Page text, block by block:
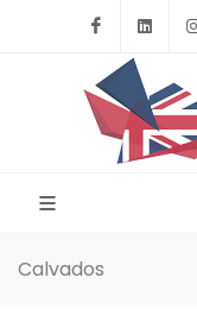
Calvados